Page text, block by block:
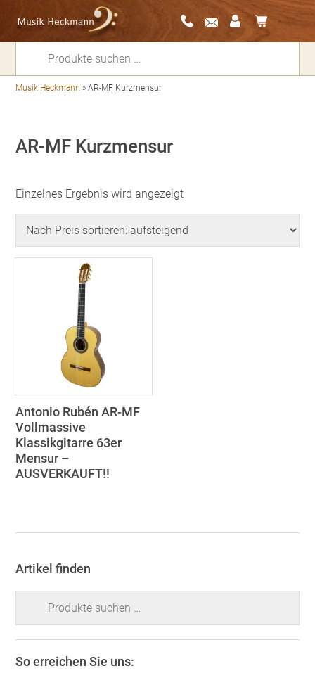
Musik Heckmann »AR-MF Kurzmensur
AR-MF Kurzmensur
Einzelnes Ergebnis wird angezeigt
Antonio Rubén AR-MF
Vollmassive
Klassikgitarre 63er
Mensur –
AUSVERKAUFT!!
Artikel finden
So erreichen Sie uns: